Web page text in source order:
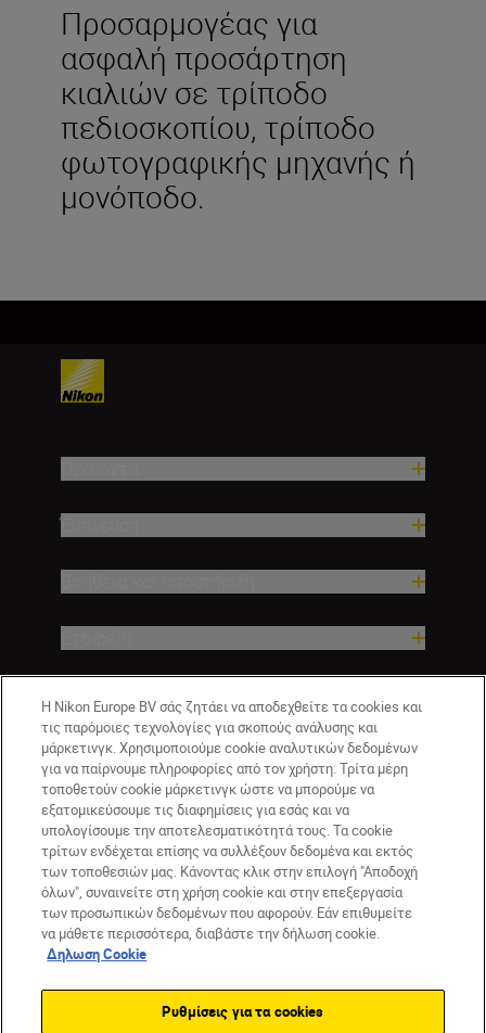
Προσαρμογέας για
ασφαλή προσάρτηση
κιαλιών σε τρίποδο
πεδιοσκοπίου, τρίποδο
φωτογραφικής μηχανής ή
μονόποδο.
GR Nikon Sites
Επικοινωνήστε μαζί μας
Δήλωση περί απορρήτου
Όροι Χρήσης
Δήλωση cookie
Ρυθμίσεις cookie
© 2026 Nikon
Back to top
Η Nikon Europe BV σάς ζητάει να αποδεχθείτε τα cookies και
τις παρόμοιες τεχνολογίες για σκοπούς ανάλυσης και
μάρκετινγκ. Χρησιμοποιούμε cookie αναλυτικών δεδομένων
για να παίρνουμε πληροφορίες από τον χρήστη. Τρίτα μέρη
τοποθετούν cookie μάρκετινγκ ώστε να μπορούμε να
εξατομικεύσουμε τις διαφημίσεις για εσάς και να
υπολογίσουμε την αποτελεσματικότητά τους. Τα cookie
τρίτων ενδέχεται επίσης να συλλέξουν δεδομένα και εκτός
των τοποθεσιών μας. Κάνοντας κλικ στην επιλογή "Αποδοχή
όλων", συναινείτε στη χρήση cookie και στην επεξεργασία
των προσωπικών δεδομένων που αφορούν. Εάν επιθυμείτε
να μάθετε περισσότερα, διαβάστε την δήλωση cookie.
Δηλωση Cookie
Ρυθμίσεις για τα cookies